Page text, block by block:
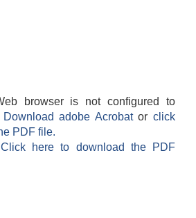
browser is not configured to
Download adobe Acrobatorclick
PDF file.
Click here to download the PDF